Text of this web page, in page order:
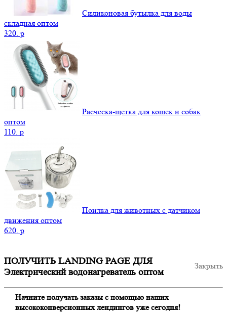
Силиконовая бутылка для воды
складная оптом
320. p
Расческа-щетка для кошек и собак
оптом
110. p
Поилка для животных с датчиком
движения оптом
620. p
Закрыть
ПОЛУЧИТЬ LANDING PAGE ДЛЯ
Электрический водонагреватель оптом
Начните получать заказы с помощью наших
высококонверсионных лендингов уже сегодня!